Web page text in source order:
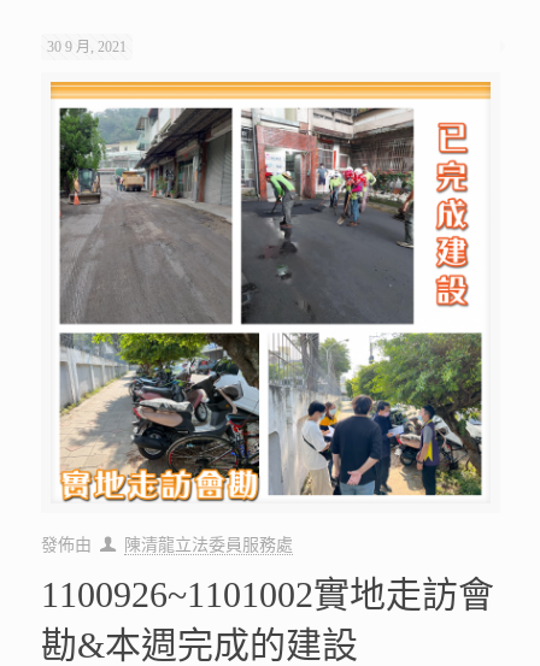
30 9 月, 2021
發佈由 陳清龍立法委員服務處
1100926~1101002實地走訪會
勘&本週完成的建設